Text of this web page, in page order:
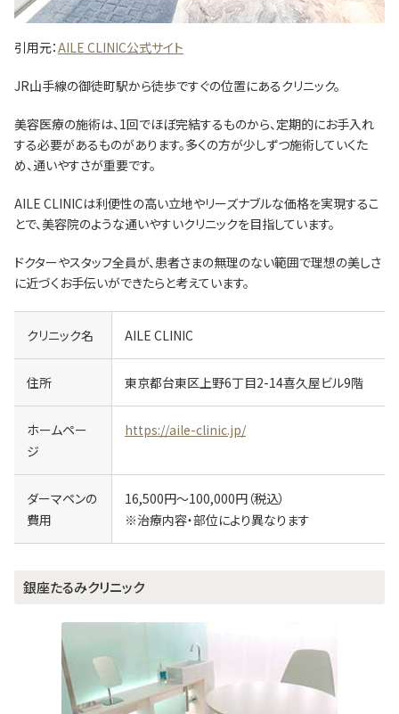
引用元：AILE CLINIC公式サイト
JR山手線の御徒町駅から徒歩ですぐの位置にあるクリニック。
美容医療の施術は、1回でほぼ完結するものから、定期的にお手入れ
する必要があるものがあります。多くの方が少しずつ施術していくた
め、通いやすさが重要です。
AILE CLINICは利便性の高い立地やリーズナブルな価格を実現するこ
とで、美容院のような通いやすいクリニックを目指しています。
ドクターやスタッフ全員が、患者さまの無理のない範囲で理想の美しさ
に近づくお手伝いができたらと考えています。
クリニック名 AILE CLINIC
住所 東京都台東区上野6丁目2-14喜久屋ビル9階
ホームペー
ジ
https://aile-clinic.jp/
ダーマペンの
費用
16,500円～100,000円（税込）
※治療内容・部位により異なります
銀座たるみクリニック